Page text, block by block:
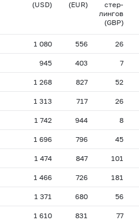
(USD)
(EUR)
стер-
лингов
(GBP)
1 080 556 26
945 403 7
1 268 827 52
1 313 717 26
1 742 944 8
1 696 796 45
1 474 847 101
1 466 726 181
1 371 680 56
1 610 831 77